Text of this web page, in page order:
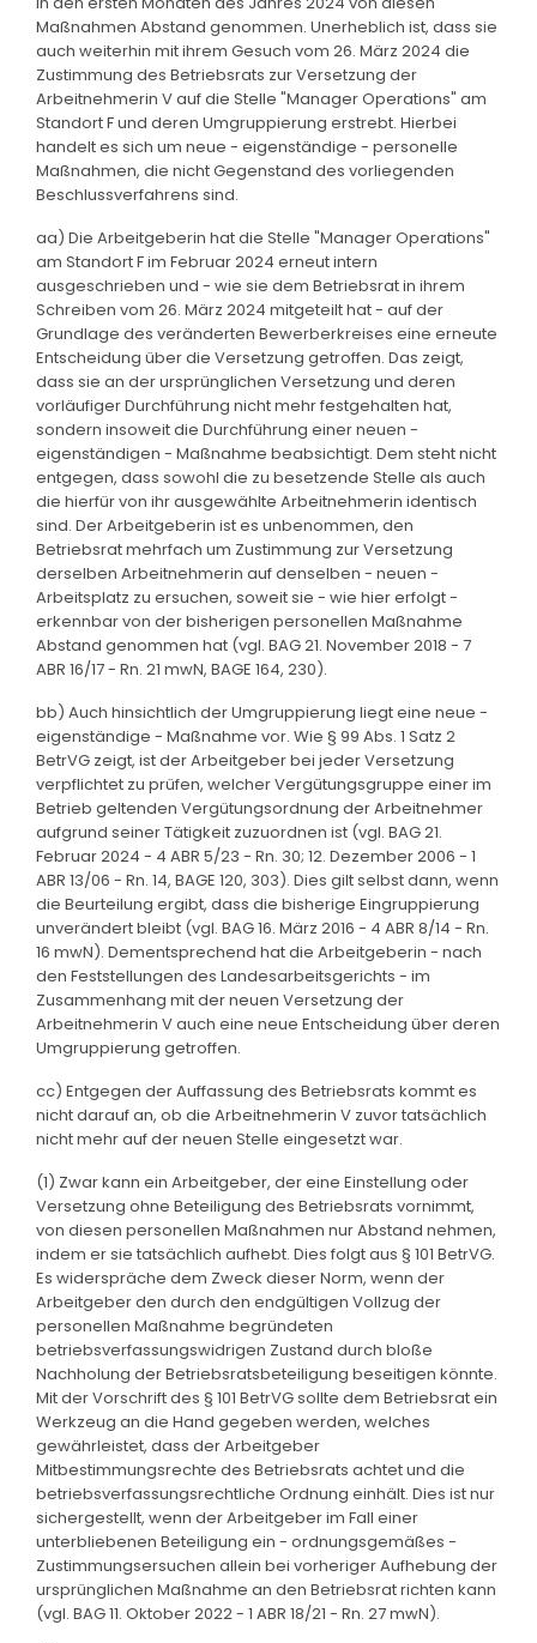
Maßnahmen Abstand genommen. Unerheblich ist, dass sie
auch weiterhin mit ihrem Gesuch vom 26. März 2024 die
Zustimmung des Betriebsrats zur Versetzung der
Arbeitnehmerin V auf die Stelle "Manager Operations" am
Standort F und deren Umgruppierung erstrebt. Hierbei
handelt es sich um neue - eigenständige - personelle
Maßnahmen, die nicht Gegenstand des vorliegenden
Beschlussverfahrens sind.
aa) Die Arbeitgeberin hat die Stelle "Manager Operations"
am Standort F im Februar 2024 erneut intern
ausgeschrieben und - wie sie dem Betriebsrat in ihrem
Schreiben vom 26. März 2024 mitgeteilt hat - auf der
Grundlage des veränderten Bewerberkreises eine erneute
Entscheidung über die Versetzung getroffen. Das zeigt,
dass sie an der ursprünglichen Versetzung und deren
vorläufiger Durchführung nicht mehr festgehalten hat,
sondern insoweit die Durchführung einer neuen -
eigenständigen - Maßnahme beabsichtigt. Dem steht nicht
entgegen, dass sowohl die zu besetzende Stelle als auch
die hierfür von ihr ausgewählte Arbeitnehmerin identisch
sind. Der Arbeitgeberin ist es unbenommen, den
Betriebsrat mehrfach um Zustimmung zur Versetzung
derselben Arbeitnehmerin auf denselben - neuen -
Arbeitsplatz zu ersuchen, soweit sie - wie hier erfolgt -
erkennbar von der bisherigen personellen Maßnahme
Abstand genommen hat (vgl. BAG 21. November 2018 - 7
ABR 16/17 - Rn. 21 mwN, BAGE 164, 230).
bb) Auch hinsichtlich der Umgruppierung liegt eine neue -
eigenständige - Maßnahme vor. Wie § 99 Abs. 1 Satz 2
BetrVG zeigt, ist der Arbeitgeber bei jeder Versetzung
verpflichtet zu prüfen, welcher Vergütungsgruppe einer im
Betrieb geltenden Vergütungsordnung der Arbeitnehmer
aufgrund seiner Tätigkeit zuzuordnen ist (vgl. BAG 21.
Februar 2024 - 4 ABR 5/23 - Rn. 30; 12. Dezember 2006 - 1
ABR 13/06 - Rn. 14, BAGE 120, 303). Dies gilt selbst dann, wenn
die Beurteilung ergibt, dass die bisherige Eingruppierung
unverändert bleibt (vgl. BAG 16. März 2016 - 4 ABR 8/14 - Rn.
16 mwN). Dementsprechend hat die Arbeitgeberin - nach
den Feststellungen des Landesarbeitsgerichts - im
Zusammenhang mit der neuen Versetzung der
Arbeitnehmerin V auch eine neue Entscheidung über deren
Umgruppierung getroffen.
cc) Entgegen der Auffassung des Betriebsrats kommt es
nicht darauf an, ob die Arbeitnehmerin V zuvor tatsächlich
nicht mehr auf der neuen Stelle eingesetzt war.
(1) Zwar kann ein Arbeitgeber, der eine Einstellung oder
Versetzung ohne Beteiligung des Betriebsrats vornimmt,
von diesen personellen Maßnahmen nur Abstand nehmen,
indem er sie tatsächlich aufhebt. Dies folgt aus § 101 BetrVG.
Es widerspräche dem Zweck dieser Norm, wenn der
Arbeitgeber den durch den endgültigen Vollzug der
personellen Maßnahme begründeten
betriebsverfassungswidrigen Zustand durch bloße
Nachholung der Betriebsratsbeteiligung beseitigen könnte.
Mit der Vorschrift des § 101 BetrVG sollte dem Betriebsrat ein
Werkzeug an die Hand gegeben werden, welches
gewährleistet, dass der Arbeitgeber
Mitbestimmungsrechte des Betriebsrats achtet und die
betriebsverfassungsrechtliche Ordnung einhält. Dies ist nur
sichergestellt, wenn der Arbeitgeber im Fall einer
unterbliebenen Beteiligung ein - ordnungsgemäßes -
Zustimmungsersuchen allein bei vorheriger Aufhebung der
ursprünglichen Maßnahme an den Betriebsrat richten kann
(vgl. BAG 11. Oktober 2022 - 1 ABR 18/21 - Rn. 27 mwN).